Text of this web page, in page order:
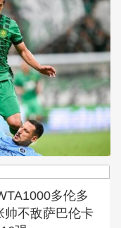
多伦多
帅不敌萨巴伦卡